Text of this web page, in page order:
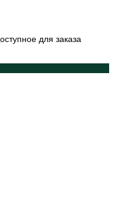
для заказа